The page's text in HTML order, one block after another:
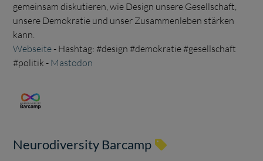
gemeinsam diskutieren, wie Design unsere Gesellschaft,
unsere Demokratie und unser Zusammenleben stärken
kann.
Webseite- Hashtag: #design #demokratie #gesellschaft
#politik - Mastodon
Neurodiversity Barcamp